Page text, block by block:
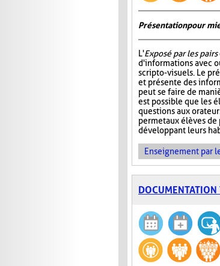
Présentation pour
L'Exposé par les pairs
d'informations avec
scripto-visuels. Le
et présente des
peut se faire de
est possible que les
questions aux
permet aux élèves
développant leurs
Enseignement par
DOCUMENTATION